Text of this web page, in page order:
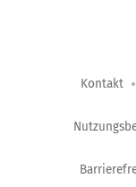
Kontakt